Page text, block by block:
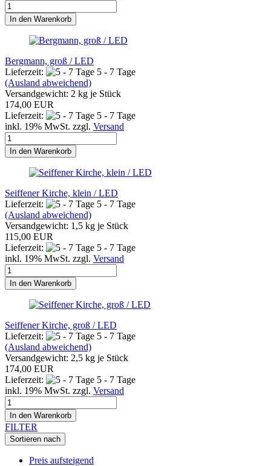
In den Warenkorb
Bergmann, groß / LED
Lieferzeit:
5 - 7 Tage
(Ausland abweichend)
Versandgewicht: 2 kg je Stück
174,00 EUR
Lieferzeit:
5 - 7 Tage
inkl. 19% MwSt. zzgl. Versand
In den Warenkorb
Seiffener Kirche, klein / LED
Lieferzeit:
5 - 7 Tage
(Ausland abweichend)
Versandgewicht: 1,5 kg je Stück
115,00 EUR
Lieferzeit:
5 - 7 Tage
inkl. 19% MwSt. zzgl. Versand
In den Warenkorb
Seiffener Kirche, groß / LED
Lieferzeit:
5 - 7 Tage
(Ausland abweichend)
Versandgewicht: 2,5 kg je Stück
174,00 EUR
Lieferzeit:
5 - 7 Tage
inkl. 19% MwSt. zzgl. Versand
In den Warenkorb
FILTER
Sortieren nach
Preis aufsteigend